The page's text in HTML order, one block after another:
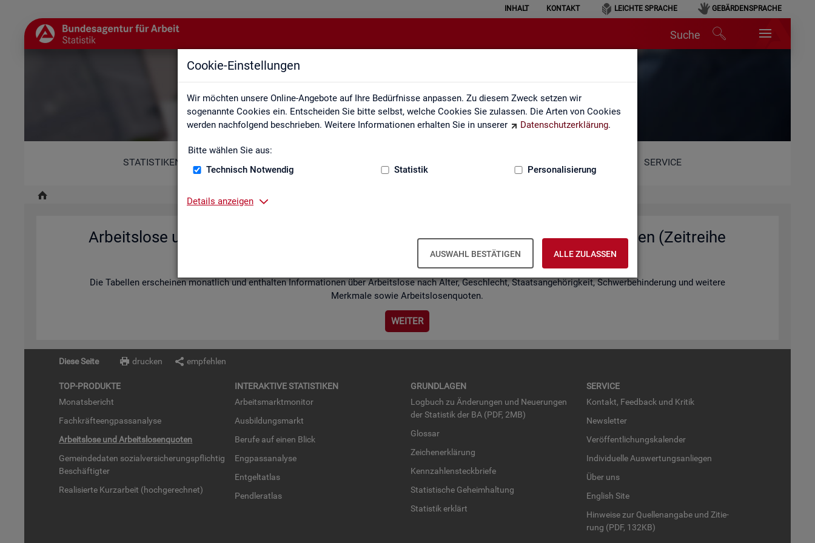
Cookie-Einstellungen
Wir möchten unsere Online-Angebote auf Ihre Bedürfnisse anpassen. Zu diesem Zweck setzen wir
sogenannte Cookies ein. Entscheiden Sie bitte selbst, welche Cookies Sie zulassen. Die Arten von Cookies
werden nachfolgend beschrieben. Weitere Informationen erhalten Sie in unserer
Datenschutzerklärung.
Bitte wählen Sie aus:
Technisch Notwendig
Statistik Personalisierung
Details anzeigen
AUSWAHL BESTÄTIGEN ALLE ZULASSEN
INHALT KONTAKT LEICHTE SPRACHE GEBÄRDENSPRACHE
Suche
Arbeitslose und Arbeitslosenquoten
STATISTIKEN SERVICE
Ar­beits­lo­se und Ar­beits­lo­sen­quo­ten - Deutsch­land, Län­der, Krei­se und Ge­mein­den (Zeit­rei­he
Mo­nats- und Jah­res­zah­len)
Die Ta­bel­len er­schei­nen mo­nat­lich und ent­hal­ten In­for­ma­tio­nen über Ar­beits­lo­se nach Alter, Ge­schlecht, Staats­an­ge­hö­rig­keit, Schwer­be­hin­de­rung und wei­te­re
Merk­ma­le sowie Ar­beits­lo­sen­quo­ten.
WEI­TER
Diese Seite drucken empfehlen
TOP-PRO­DUK­TE
Mo­nats­be­richt
Fach­kräf­te­eng­pass­ana­ly­se
Ar­beits­lo­se und Ar­beits­lo­sen­quo­ten
Ge­mein­de­da­ten so­zi­al­ver­si­che­rungs­pflich­tig
Be­schäf­tig­ter
Rea­li­sier­te Kurz­ar­beit (hoch­ge­rech­net)
IN­TER­AK­TI­VE STA­TIS­TI­KEN
Ar­beits­markt­mo­ni­tor
Aus­bil­dungs­markt
Be­ru­fe auf einen Blick
Eng­pass­ana­ly­se
Ent­gel­t­at­las
Pend­ler­at­las
GRUND­LA­GEN
Log­buch zu Än­de­run­gen und Neue­run­gen
der Sta­tis­tik der BA (PDF, 2MB)
Glos­sar
Zei­chen­er­klä­rung
Kenn­zah­len­steck­brie­fe
Sta­tis­ti­sche Ge­heim­hal­tung
Sta­tis­tik er­klärt
SER­VICE
Kon­takt, Feed­back und Kri­tik
News­let­ter
Ver­öf­fent­li­chungs­ka­len­der
In­di­vi­du­el­le Aus­wer­tungs­an­lie­gen
Über uns
English Site
Hin­wei­se zur Quel­len­an­ga­be und Zi­tie­
rung (PDF, 132KB)